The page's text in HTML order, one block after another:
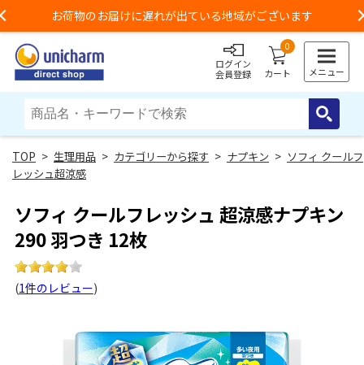
お荷物のお届けに遅れが出ている地域がございます
ログイン
会員登録
0
カート メニュー
> 生理用品 > カテゴリーから探す > ナプキン > ソフィ クールフ
レッシュ超涼感
ソフィ クールフレッシュ 超涼感ナプキン
290 羽つき 12枚
(1件のレビュー)